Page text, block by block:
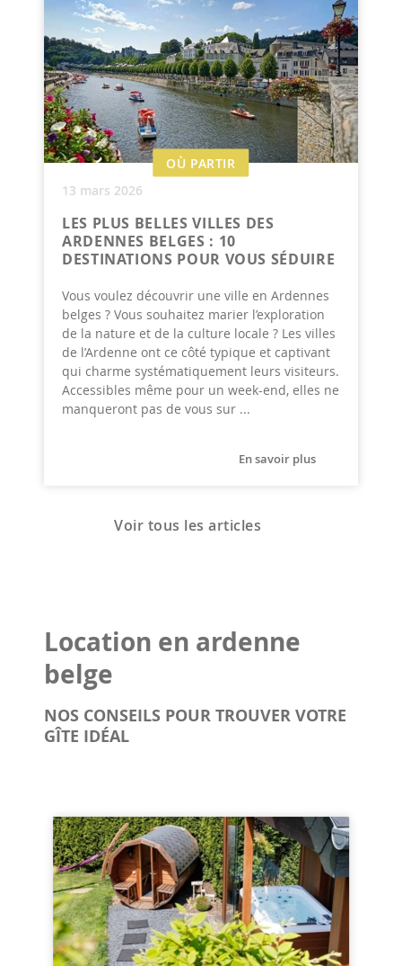
OÙ PARTIR
13 mars 2026
LES PLUS BELLES VILLES DES
ARDENNES BELGES : 10
DESTINATIONS POUR VOUS SÉDUIRE
Vous voulez découvrir une ville en Ardennes
belges ? Vous souhaitez marier l’exploration
de la nature et de la culture locale ? Les villes
de l’Ardenne ont ce côté typique et captivant
qui charme systématiquement leurs visiteurs.
Accessibles même pour un week-end, elles ne
manqueront pas de vous sur ...
En savoir plus
Voir tous les articles
Location en ardenne
belge
NOS CONSEILS POUR TROUVER VOTRE
GÎTE IDÉAL